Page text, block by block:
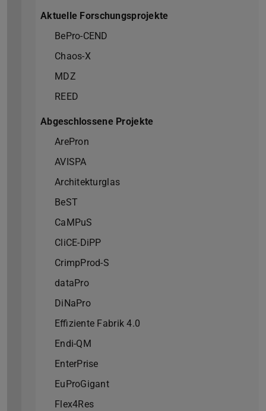
Aktuelle Forschungsprojekte
BePro-CEND
Chaos-X
MDZ
REED
Abgeschlossene Projekte
ArePron
AVISPA
Architekturglas
BeST
CaMPuS
CliCE-DiPP
CrimpProd-S
dataPro
DiNaPro
Effiziente Fabrik 4.0
Endi-QM
EnterPrise
EuProGigant
Flex4Res